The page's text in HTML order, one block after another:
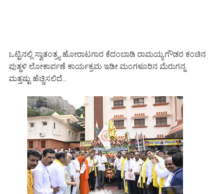
ಒಟ್ಟಿನಲ್ಲಿ ಸ್ವಾತಂತ್ರ‍್ಯ ಹೋರಾಟಗಾರ ಕೆದಂಬಾಡಿ ರಾಮಯ್ಯಗೌಡರ ಕಂಚಿನ
ಪುತ್ಥಳಿ ಲೋಕಾರ್ಪಣೆ ಕಾರ್ಯಕ್ರಮ ಇಡೀ ಮಂಗಳೂರಿನ ಮೆರುಗನ್ನ
ಮತ್ತಷ್ಟು ಹೆಚ್ಚಿಸಲಿದೆ...